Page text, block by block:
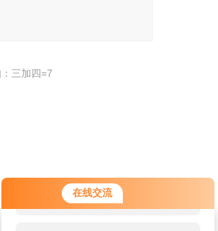
在线交流
您好！欢迎前来咨询，很高兴为您
服务，请问您要咨询什么问题呢？
三加四=7